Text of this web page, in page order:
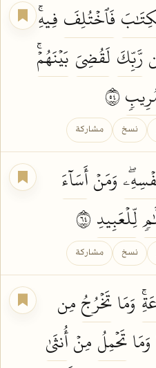
فَٱخۡتُلِفَ فِيهِۚ
رَّبِّكَ لَقُضِيَ بَيۡنَهُمۡۚ
نسخ مشاركة
وَمَنۡأَسَآءَ
لِّلۡعَبِيدِ
نسخ مشاركة
وَمَاتَخۡرُجُمِن
وَمَاتَحۡمِلُ مِنۡأُنثَىٰ